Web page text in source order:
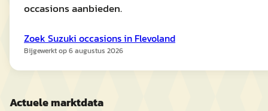
occasions aanbieden.
Zoek Suzuki occasions in Flevoland
Bijgewerkt op6 augustus 2026
Actuele marktdata